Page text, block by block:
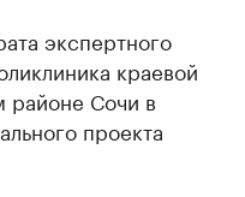
экспертного
краевой
Сочи в
проекта